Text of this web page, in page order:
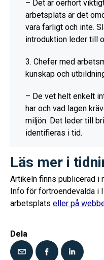
– Det är oerhört
arbetsplats är det
vara farligt och inte.
introduktion leder till
3. Chefer med
kunskap och
– De vet helt enkelt
har och vad lagen
miljön. Det leder till
identifieras i tid.
Läs mer i
Artikeln finns publicerad i
Info för förtroendevalda i
arbetsplats eller på
Dela